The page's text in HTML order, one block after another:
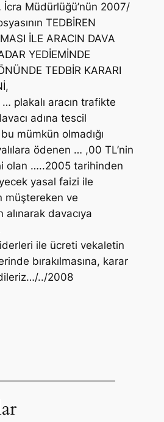
Müdürlüğü’nün 2007/
TEDBİREN
İLE ARACIN DAVA
YEDİEMİNDE
TEDBİR KARARI
… plakalı aracın trafikte
adına tescil
mümkün olmadığı
ödenen … ,00 TL’nin
olan …..2005 tarihinden
yasal faizi ile
müştereken ve
alınarak davacıya
ile ücreti vekaletin
bırakılmasına, karar
../2008